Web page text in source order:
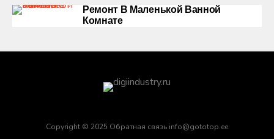
Ремонт В Маленькой Ванной
Комнате
Copyright © 2025 Обратная связь info@gototop.ee